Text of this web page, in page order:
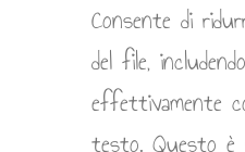
Consente di
del file,
effettivamente
testo. Questo